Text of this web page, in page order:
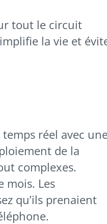
tout le circuit
la vie et
réel avec
de la
complexes.
mois. Les
qu’ils prenaient